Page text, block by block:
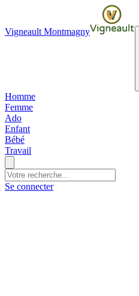
Vigneault Montmagny
Homme
Femme
Ado
Enfant
Bébé
Travail
Se connecter